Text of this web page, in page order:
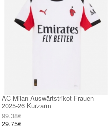
AC Milan Auswärtstrikot Frauen
2025-26 Kurzarm
99.38€
29.75€